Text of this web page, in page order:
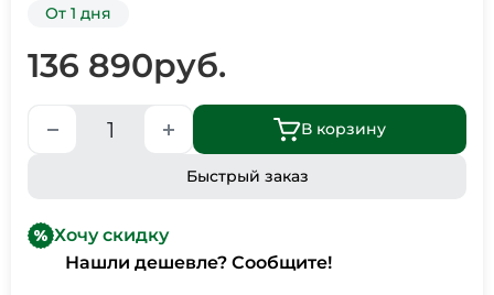
От 1 дня
136 890руб.
В корзину
Быстрый заказ
Хочу скидку
Нашли дешевле? Сообщите!